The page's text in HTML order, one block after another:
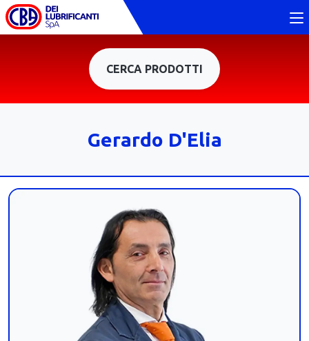
CERCA PRODOTTI
Gerardo D'Elia